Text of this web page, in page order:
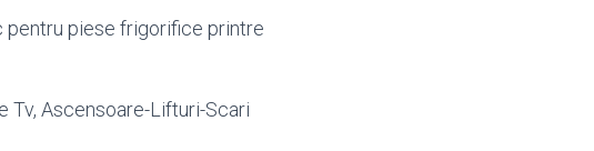
pentru piese frigorifice printre
Tv, Ascensoare-Lifturi-Scari